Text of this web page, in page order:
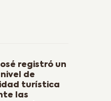
registró un
de
turística
las